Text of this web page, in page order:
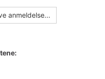
anmeldelse...